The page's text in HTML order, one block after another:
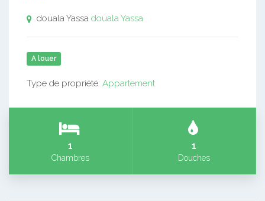
douala Yassa douala Yassa
A louer
Type de propriété: Appartement
1
Chambres
1
Douches